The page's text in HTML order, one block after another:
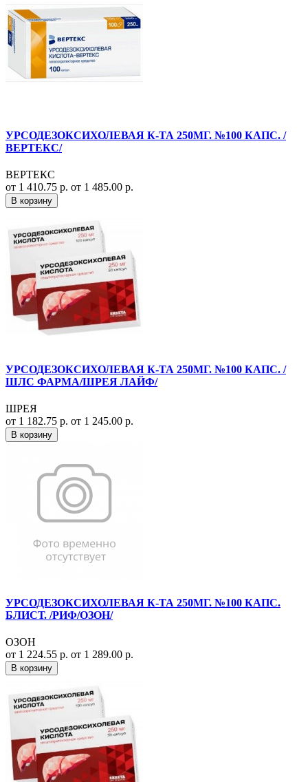
УРСОДЕЗОКСИХОЛЕВАЯ К-ТА 250МГ. №100 КАПС. /
ВЕРТЕКС/
ВЕРТЕКС
от 1 410.75 р. от 1 485.00 р.
В корзину
УРСОДЕЗОКСИХОЛЕВАЯ К-ТА 250МГ. №100 КАПС. /
ШЛС ФАРМА/ШРЕЯ ЛАЙФ/
ШРЕЯ
от 1 182.75 р. от 1 245.00 р.
В корзину
УРСОДЕЗОКСИХОЛЕВАЯ К-ТА 250МГ. №100 КАПС.
БЛИСТ. /РИФ/ОЗОН/
ОЗОН
от 1 224.55 р. от 1 289.00 р.
В корзину